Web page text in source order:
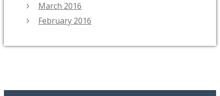
March 2016
February 2016